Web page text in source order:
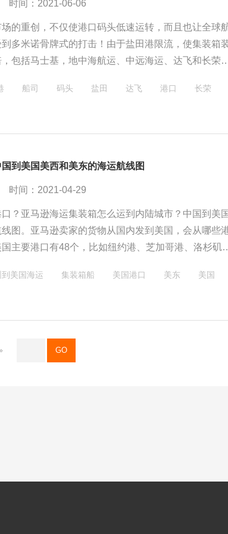
时间：2021-06-06
的重创，不仅使港口码头低速运转，而且也让全球
多米诺骨牌式的打击！由于盐田港限流，使集装箱
包括马士基，地中海航运、中远海运、达飞和长荣
响。
船司 码头 盐田 达飞 港口
长荣
到美国美西和美东的海运航线图
时间：2021-04-29
？亚马逊海运集装箱怎么运到内陆城市？中国到美国
图​。亚马逊卖家的货物从国内发到美国，会从哪些
主要港口有48个，比如纽约港、芝加哥港、洛杉矶
美国海运 集装箱船 美国港口 美东
美国